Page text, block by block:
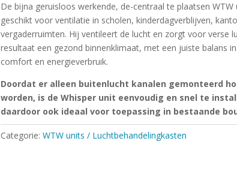
De bijna geruisloos werkende, de-centraal te plaatsen
geschikt voor ventilatie in scholen, kinderdagverblijven,
vergaderruimten. Hij ventileert de lucht en zorgt voor verse
resultaat een gezond binnenklimaat, met een juiste balans
comfort en energieverbruik.
Doordat er alleen buitenlucht kanalen gemonteerd
worden, is de Whisper unit eenvoudig en snel te
daardoor ook ideaal voor toepassing in bestaande
Categorie: WTW units / Luchtbehandelingkasten